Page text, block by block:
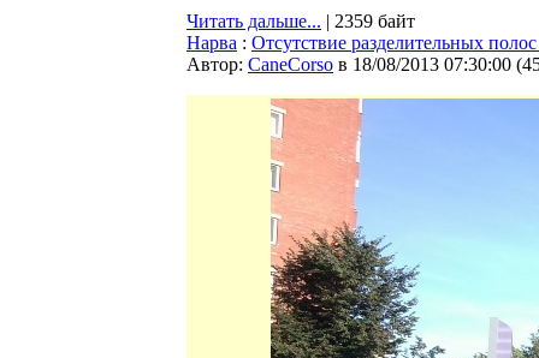
Читать дальше... | 2359 байт
Нарва : Отсутствие разделительных
Автор: CaneCorso в 18/08/2013 07:30:00 (